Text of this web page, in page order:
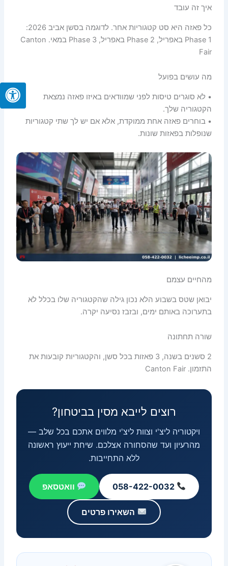
איך זה עובד
כל פאזה היא סט קטגוריות אחר. לדוגמה בסשן אביב 2026:
Phase 1 באפריל, Phase 2 באפריל, Phase 3 במאי. Canton
Fair
מה עושים בפועל
• לא סוגרים טיסות לפני שמוודאים באיזו פאזה נמצאת
הקטגוריה שלך.
• בוחרים פאזה אחת ממוקדת, אלא אם יש לך שתי קטגוריות
שנופלות בפאזות שונות.
מהחיים עצמם
יבואן שטס בשבוע הלא נכון גילה שהקטגוריה שלו בכלל לא
בתערוכה באותם ימים, ובזבז נסיעה יקרה.
שורה תחתונה
2 סשנים בשנה, 3 פאזות בכל סשן, והקטגוריות קובעות את
התזמון. Canton Fair
רוצים לייבא מסין בביטחון?
ויקטוריה ליצ'י וצוות ליצ'י מלווים אתכם בכל שלב —
מהרעיון ועד שהסחורה אצלכם. שיחת ייעוץ ראשונה
ללא התחייבות.
וואטסאפ
השאירו פרטים